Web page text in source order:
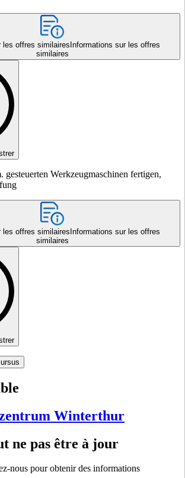
les offres similaires Informations sur les offres
similaires
gesteuerten Werkzeugmaschinen fertigen,
les offres similaires Informations sur les offres
similaires
Winterthur
ne pas être à jour
nous pour obtenir des informations